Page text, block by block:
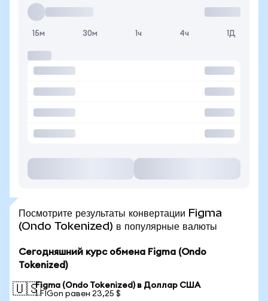
15м 30м 1ч 4ч 1Д
Посмотрите результаты конвертации Figma
(Ondo Tokenized) в популярные валюты
Сегодняшний курс обмена Figma (Ondo
Tokenized)
🇺🇸Figma (Ondo Tokenized) в Доллар США
1 FIGon равен 23,25 $